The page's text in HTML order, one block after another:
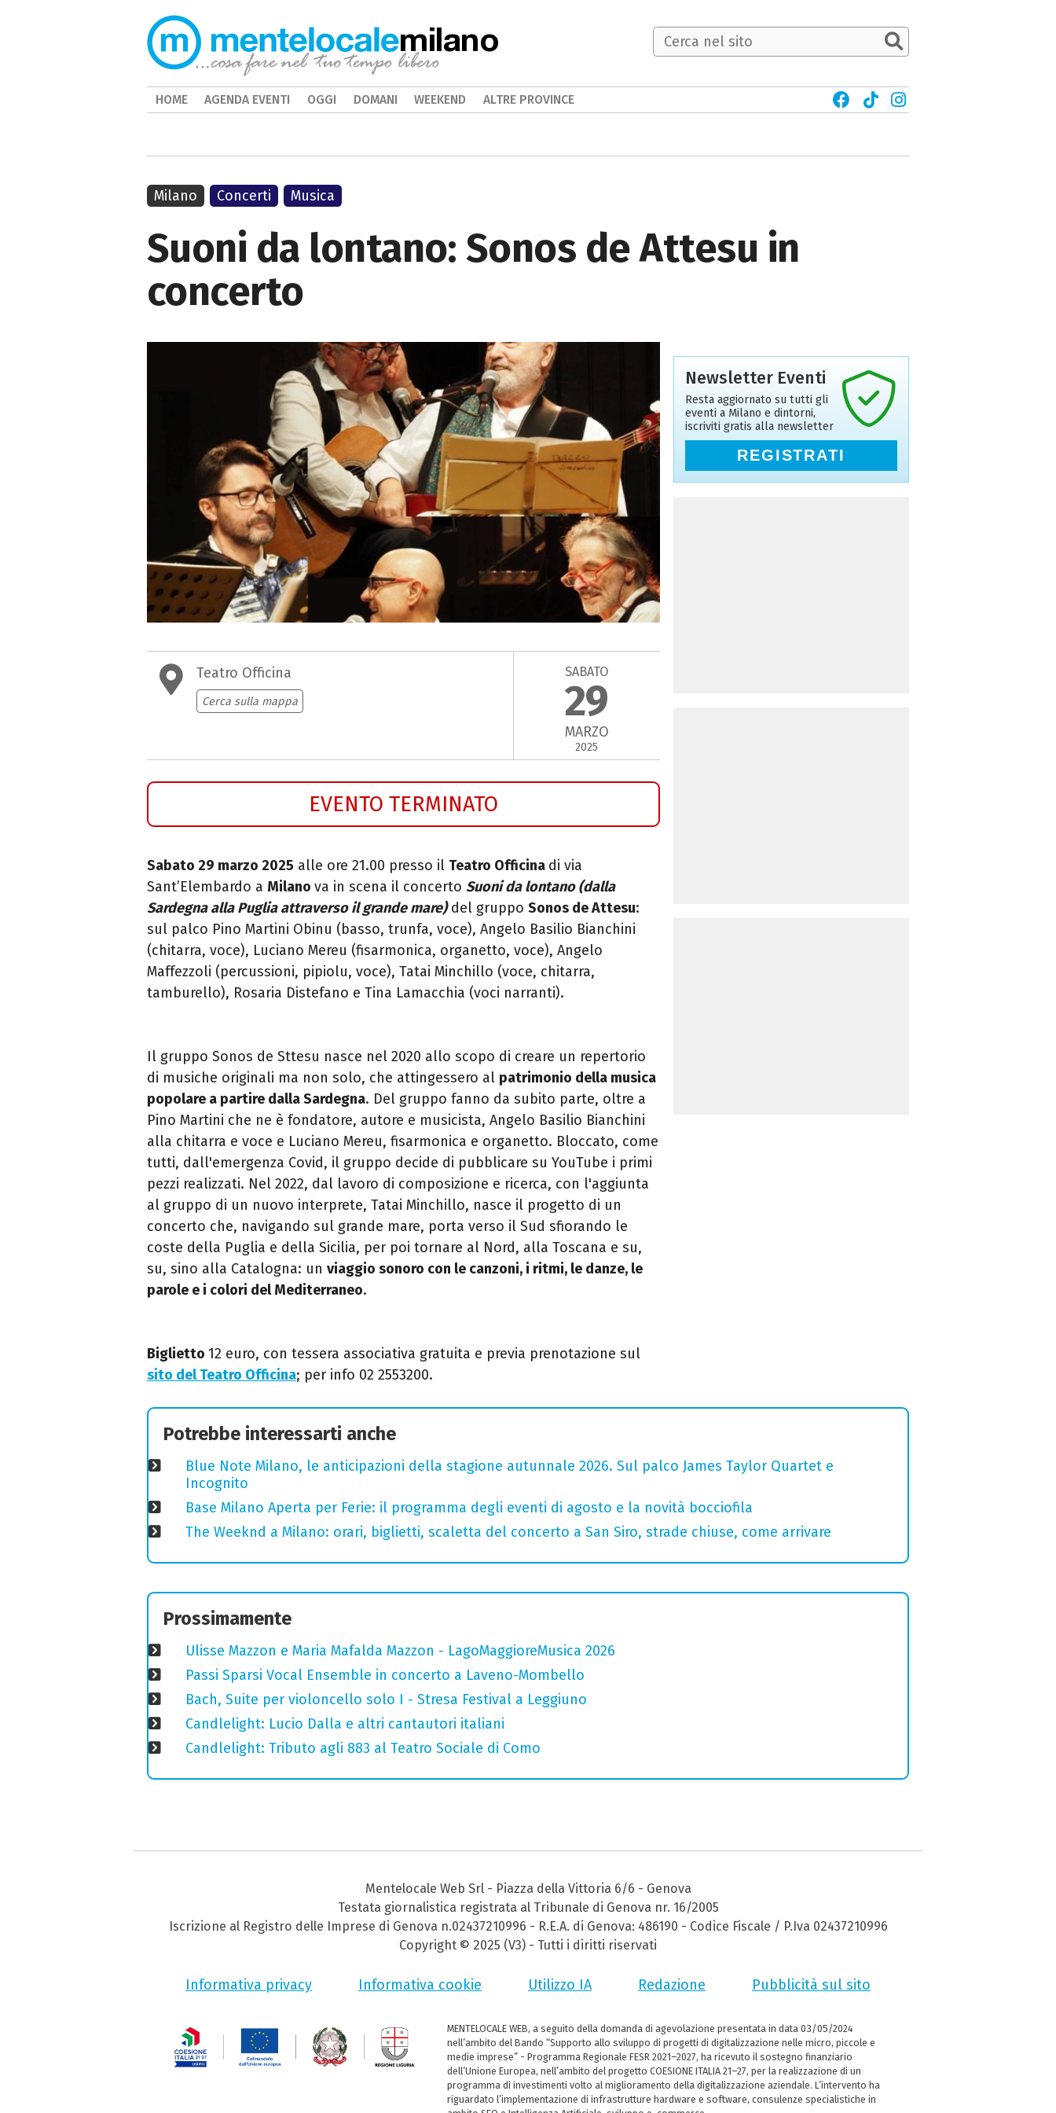
Suoni da lontano: Sonos de Attesu in
concerto
Teatro Officina
Cerca sulla mappa
SABATO
29
MARZO
2025
EVENTO TERMINATO
Sabato 29 marzo 2025 alle ore 21.00 presso il Teatro Officina di via
Sant’Elembardo a Milano va in scena il concerto Suoni da lontano (dalla
Sardegna alla Puglia attraverso il grande mare)del gruppo Sonos de Attesu:
sul palco Pino Martini Obinu (basso, trunfa, voce), Angelo Basilio Bianchini
(chitarra, voce), Luciano Mereu (fisarmonica, organetto, voce), Angelo
Maffezzoli (percussioni, pipiolu, voce), Tatai Minchillo (voce, chitarra,
tamburello), Rosaria Distefano e Tina Lamacchia (voci narranti).
Il gruppo Sonos de Sttesu nasce nel 2020 allo scopo di creare un repertorio
di musiche originali ma non solo, che attingessero al patrimonio della musica
popolare a partire dalla Sardegna. Del gruppo fanno da subito parte, oltre a
Pino Martini che ne è fondatore, autore e musicista, Angelo Basilio Bianchini
alla chitarra e voce e Luciano Mereu, fisarmonica e organetto. Bloccato, come
tutti, dall'emergenza Covid, il gruppo decide di pubblicare su YouTube i primi
pezzi realizzati. Nel 2022, dal lavoro di composizione e ricerca, con l'aggiunta
al gruppo di un nuovo interprete, Tatai Minchillo, nasce il progetto di un
concerto che, navigando sul grande mare, porta verso il Sud sfiorando le
coste della Puglia e della Sicilia, per poi tornare al Nord, alla Toscana e su,
su, sino alla Catalogna: un viaggio sonoro con le canzoni, i ritmi, le danze, le
parole e i colori del Mediterraneo.
Biglietto 12 euro, con tessera associativa gratuita e previa prenotazione sul
sito del Teatro Officina; per info 02 2553200.
Milano Concerti Musica
Newsletter Eventi
Resta aggiornato su tutti gli
eventi a Milano e dintorni,
iscriviti gratis alla newsletter
REGISTRATI
Potrebbe interessarti anche
Blue Note Milano, le anticipazioni della stagione autunnale 2026. Sul palco James Taylor Quartet e
Incognito
Base Milano Aperta per Ferie: il programma degli eventi di agosto e la novità bocciofila
The Weeknd a Milano: orari, biglietti, scaletta del concerto a San Siro, strade chiuse, come arrivare
Prossimamente
Ulisse Mazzon e Maria Mafalda Mazzon - LagoMaggioreMusica 2026
Passi Sparsi Vocal Ensemble in concerto a Laveno-Mombello
Bach, Suite per violoncello solo I - Stresa Festival a Leggiuno
Candlelight: Lucio Dalla e altri cantautori italiani
Candlelight: Tributo agli 883 al Teatro Sociale di Como
milano
HOME AGENDA EVENTI OGGI DOMANI WEEKEND ALTRE PROVINCE
Mentelocale Web Srl - Piazza della Vittoria 6/6 - Genova
Testata giornalistica registrata al Tribunale di Genova nr. 16/2005
Iscrizione al Registro delle Imprese di Genova n.02437210996 - R.E.A. di Genova: 486190 - Codice Fiscale / P.Iva 02437210996
Copyright © 2025 (V3) - Tutti i diritti riservati
Informativa privacy Informativa cookie Utilizzo IA Redazione Pubblicità sul sito
MENTELOCALE WEB, a seguito della domanda di agevolazione presentata in data 03/05/2024
nell’ambito del Bando “Supporto allo sviluppo di progetti di digitalizzazione nelle micro, piccole e
medie imprese” - Programma Regionale FESR 2021–2027, ha ricevuto il sostegno finanziario
dell’Unione Europea, nell’ambito del progetto COESIONE ITALIA 21–27, per la realizzazione di un
programma di investimenti volto al miglioramento della digitalizzazione aziendale. L’intervento ha
riguardato l’implementazione di infrastrutture hardware e software, consulenze specialistiche in